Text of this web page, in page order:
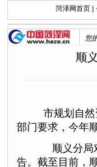
菏泽网首页 |
您
顺
市规划自然
部门要求，今年
顺义分局对
告。截至目前，